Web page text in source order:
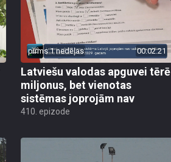
pirms 1 nedēļas 00:02:21
Latviešu valodas apguvei tērē
miljonus, bet vienotas
sistēmas joprojām nav
410. epizode